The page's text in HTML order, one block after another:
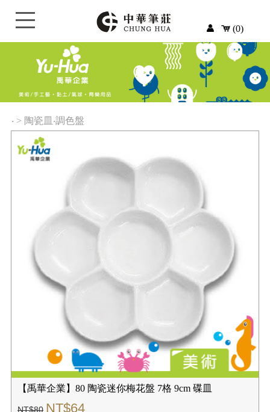
(0)
‧ > 陶瓷皿‧調色盤
【禹華企業】80 陶瓷迷你梅花盤 7格 9cm 碟皿
NT$80 NT$64